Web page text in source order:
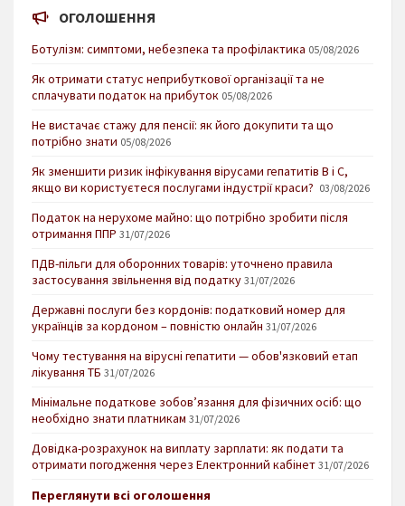
ОГОЛОШЕННЯ
Ботулізм: симптоми, небезпека та профілактика 05/08/2026
Як отримати статус неприбуткової організації та не
сплачувати податок на прибуток 05/08/2026
Не вистачає стажу для пенсії: як його докупити та що
потрібно знати 05/08/2026
Як зменшити ризик інфікування вірусами гепатитів В і С,
якщо ви користуєтеся послугами індустрії краси? 03/08/2026
Податок на нерухоме майно: що потрібно зробити після
отримання ППР 31/07/2026
ПДВ-пільги для оборонних товарів: уточнено правила
застосування звільнення від податку 31/07/2026
Державні послуги без кордонів: податковий номер для
українців за кордоном – повністю онлайн 31/07/2026
Чому тестування на вірусні гепатити — обов'язковий етап
лікування ТБ 31/07/2026
Мінімальне податкове зобов’язання для фізичних осіб: що
необхідно знати платникам 31/07/2026
Довідка-розрахунок на виплату зарплати: як подати та
отримати погодження через Електронний кабінет 31/07/2026
Переглянути всі оголошення